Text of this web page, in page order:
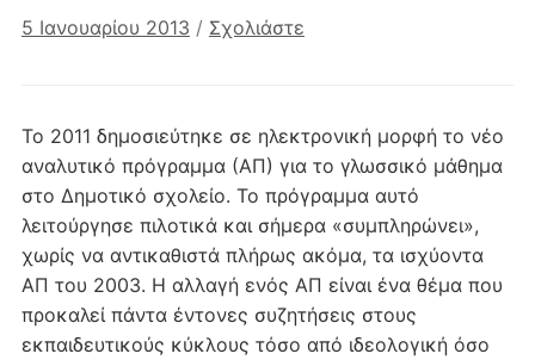
5 Ιανουαρίου 2013 / Σχολιάστε
Το 2011 δημοσιεύτηκε σε ηλεκτρονική μορφή το νέο
αναλυτικό πρόγραμμα (ΑΠ) για το γλωσσικό μάθημα
στο Δημοτικό σχολείο. Το πρόγραμμα αυτό
λειτούργησε πιλοτικά και σήμερα «συμπληρώνει»,
χωρίς να αντικαθιστά πλήρως ακόμα, τα ισχύοντα
ΑΠ του 2003. Η αλλαγή ενός ΑΠ είναι ένα θέμα που
προκαλεί πάντα έντονες συζητήσεις στους
εκπαιδευτικούς κύκλους τόσο από ιδεολογική όσο